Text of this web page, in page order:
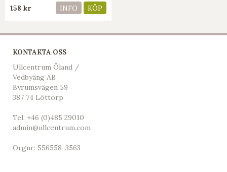
158 kr INFO KÖP
KONTAKTA OSS
Ullcentrum Öland /
Vedbyäng AB
Byrumsvägen 59
387 74 Löttorp
Tel: +46 (0)485 29010
admin@ullcentrum.com
Orgnr: 556558-3563